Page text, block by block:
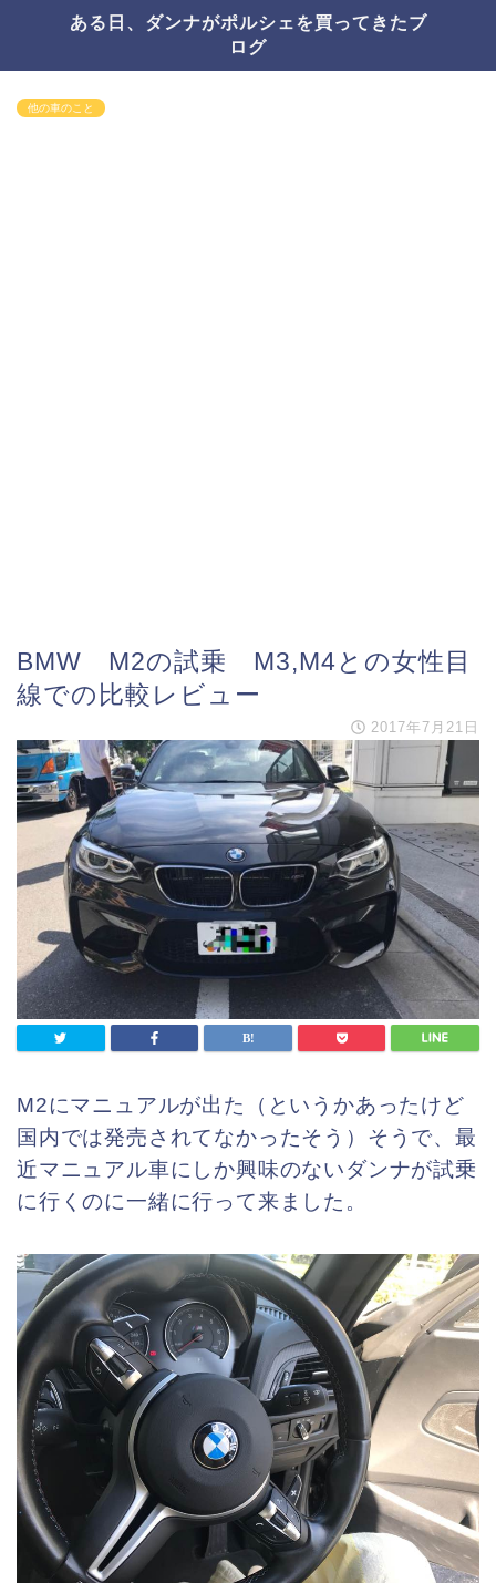
ある日、ダンナがポルシェを買ってきたブ
ログ
他の車のこと
BMW M2の試乗 M3,M4との女性目
線での比較レビュー
2017年7月21日
M2にマニュアルが出た（というかあったけど
国内では発売されてなかったそう）そうで、最
近マニュアル車にしか興味のないダンナが試乗
に行くのに一緒に行って来ました。